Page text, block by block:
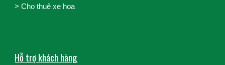
>Cho thuê xe hoa
Hỗ trợ khách hàng